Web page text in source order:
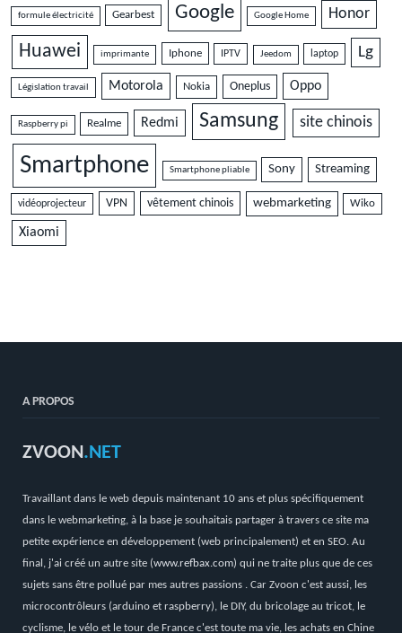
formule électricité Gearbest Google Google Home Honor
Huawei imprimante Iphone IPTV Jeedom laptop Lg
Législation travail Motorola Nokia Oneplus Oppo
Raspberry pi Realme Redmi Samsung site chinois
Smartphone Smartphone pliable Sony Streaming
vidéoprojecteur VPN vêtement chinois webmarketing Wiko
Xiaomi
A PROPOS
ZVOON.NET
Travaillant dans le web depuis maintenant 10 ans et plus spécifiquement
dans le webmarketing, à la base je souhaitais partager à travers ce site ma
petite expérience en développement (web principalement) et en SEO. Au
final, j'ai créé un autre site (www.refbax.com) qui ne traite plus que de ces
sujets sans être pollué par mes autres passions . Car Zvoon c'est aussi, les
microcontrôleurs (arduino et raspberry), le DIY, du bricolage au tricot, le
cyclisme, le vélo et le tour de France c'est toute ma vie, les achats en Chine